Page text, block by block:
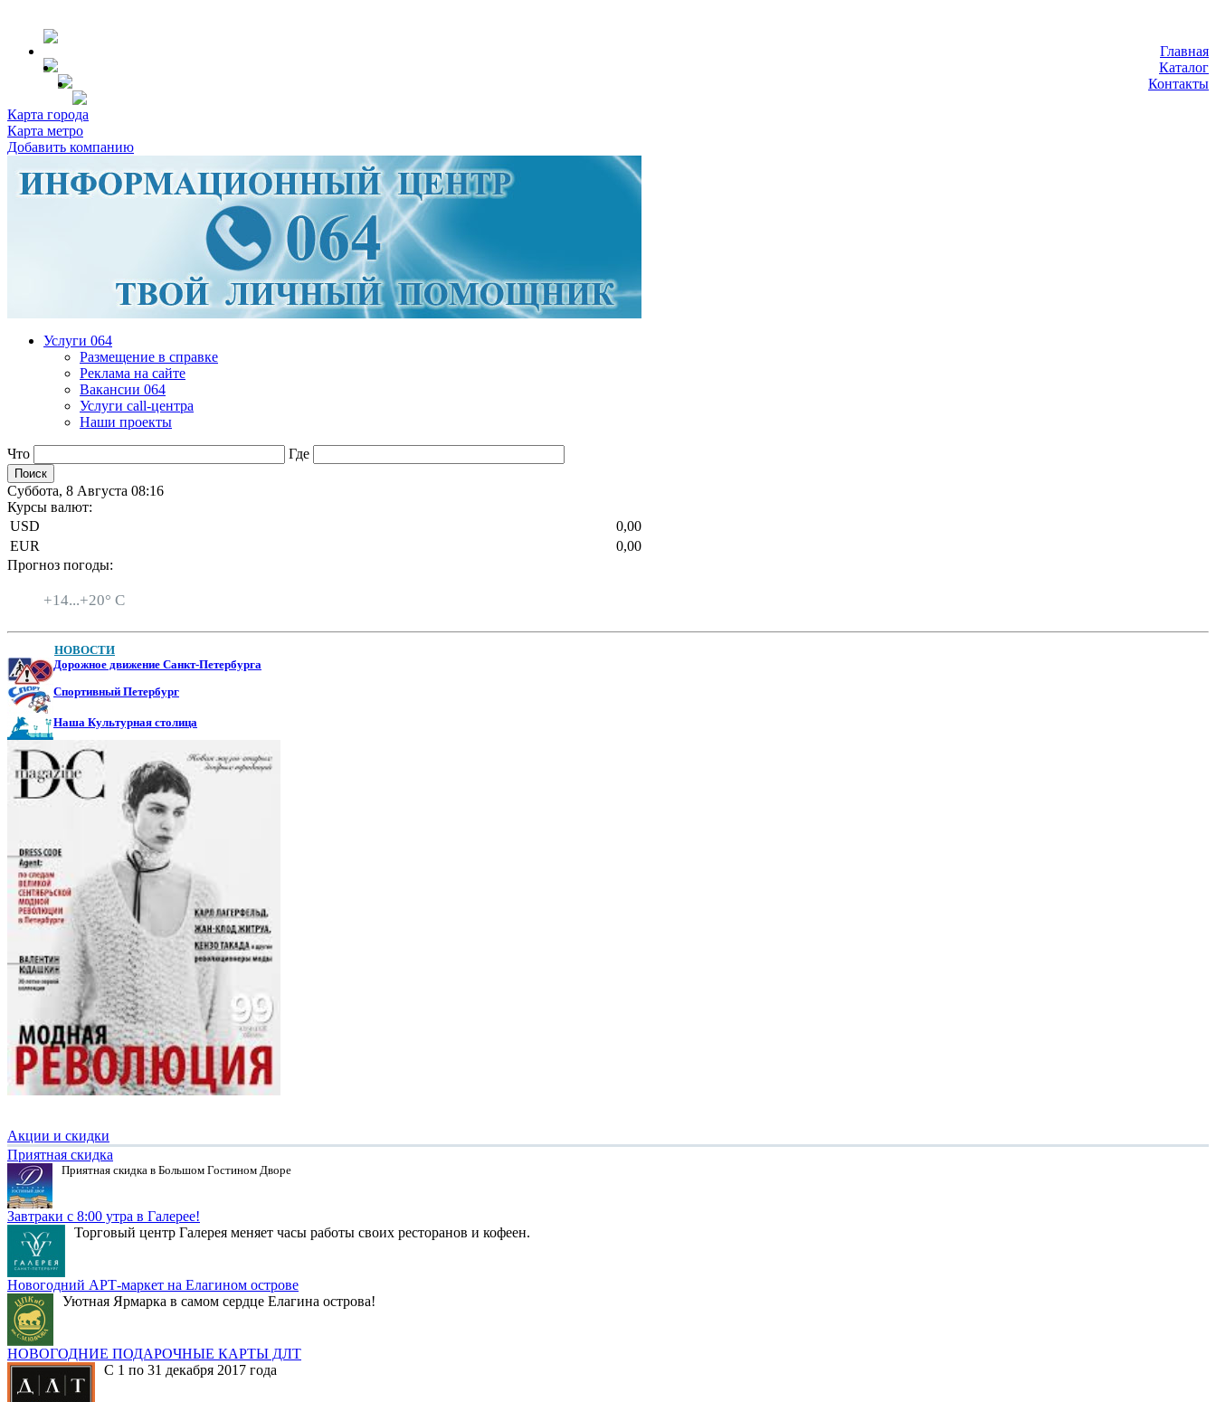
Главная
Каталог
Контакты
Карта города
Карта метро
Добавить компанию
Услуги 064
Размещение в справке
Реклама на сайте
Вакансии 064
Услуги call-центра
Наши проекты
Что Где
Суббота, 8 Августа 08:16
Курсы валют:
USD
0,00
EUR
0,00
Прогноз погоды:
+14...+20° C
НОВОСТИ
Дорожное движение Санкт-Петербурга
Спортивный Петербург
Наша Культурная столица
Акции и скидки
Приятная скидка
Приятная скидка в Большом Гостином Дворе
Завтраки с 8:00 утра в Галерее!
Торговый центр Галерея меняет часы работы своих ресторанов и кофеен.
Новогодний АРТ-маркет на Елагином острове
Уютная Ярмарка в самом сердце Елагина острова!
НОВОГОДНИЕ ПОДАРОЧНЫЕ КАРТЫ ДЛТ
С 1 по 31 декабря 2017 года